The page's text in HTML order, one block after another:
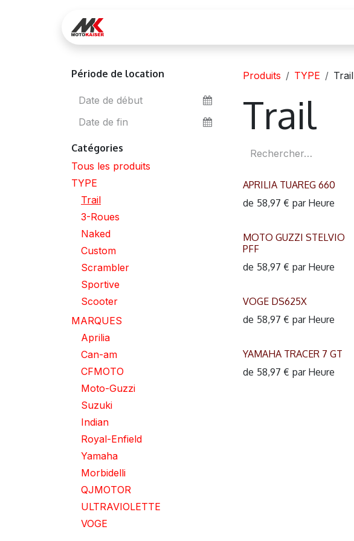
Période de location
Catégories
Tous les produits
TYPE
Trail
3-Roues
Naked
Custom
Scrambler
Sportive
Scooter
MARQUES
Aprilia
Can-am
CFMOTO
Moto-Guzzi
Suzuki
Indian
Royal-Enfield
Yamaha
Morbidelli
QJMOTOR
ULTRAVIOLETTE
VOGE
Produits TYPE Trail
Trail
APRILIA TUAREG 660
de 58,97 € par Heure
MOTO GUZZI STELVIO
PFF
de 58,97 € par Heure
VOGE DS625X
de 58,97 € par Heure
YAMAHA TRACER 7 GT
de 58,97 € par Heure